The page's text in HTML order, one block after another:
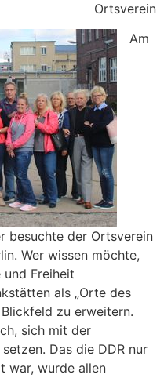
Ortsverein
Am
besuchte der Ortsverein
Wer wissen möchte,
Freiheit
als „Orte des
zu erweitern.
sich mit der
Das die DDR nur
war, wurde allen